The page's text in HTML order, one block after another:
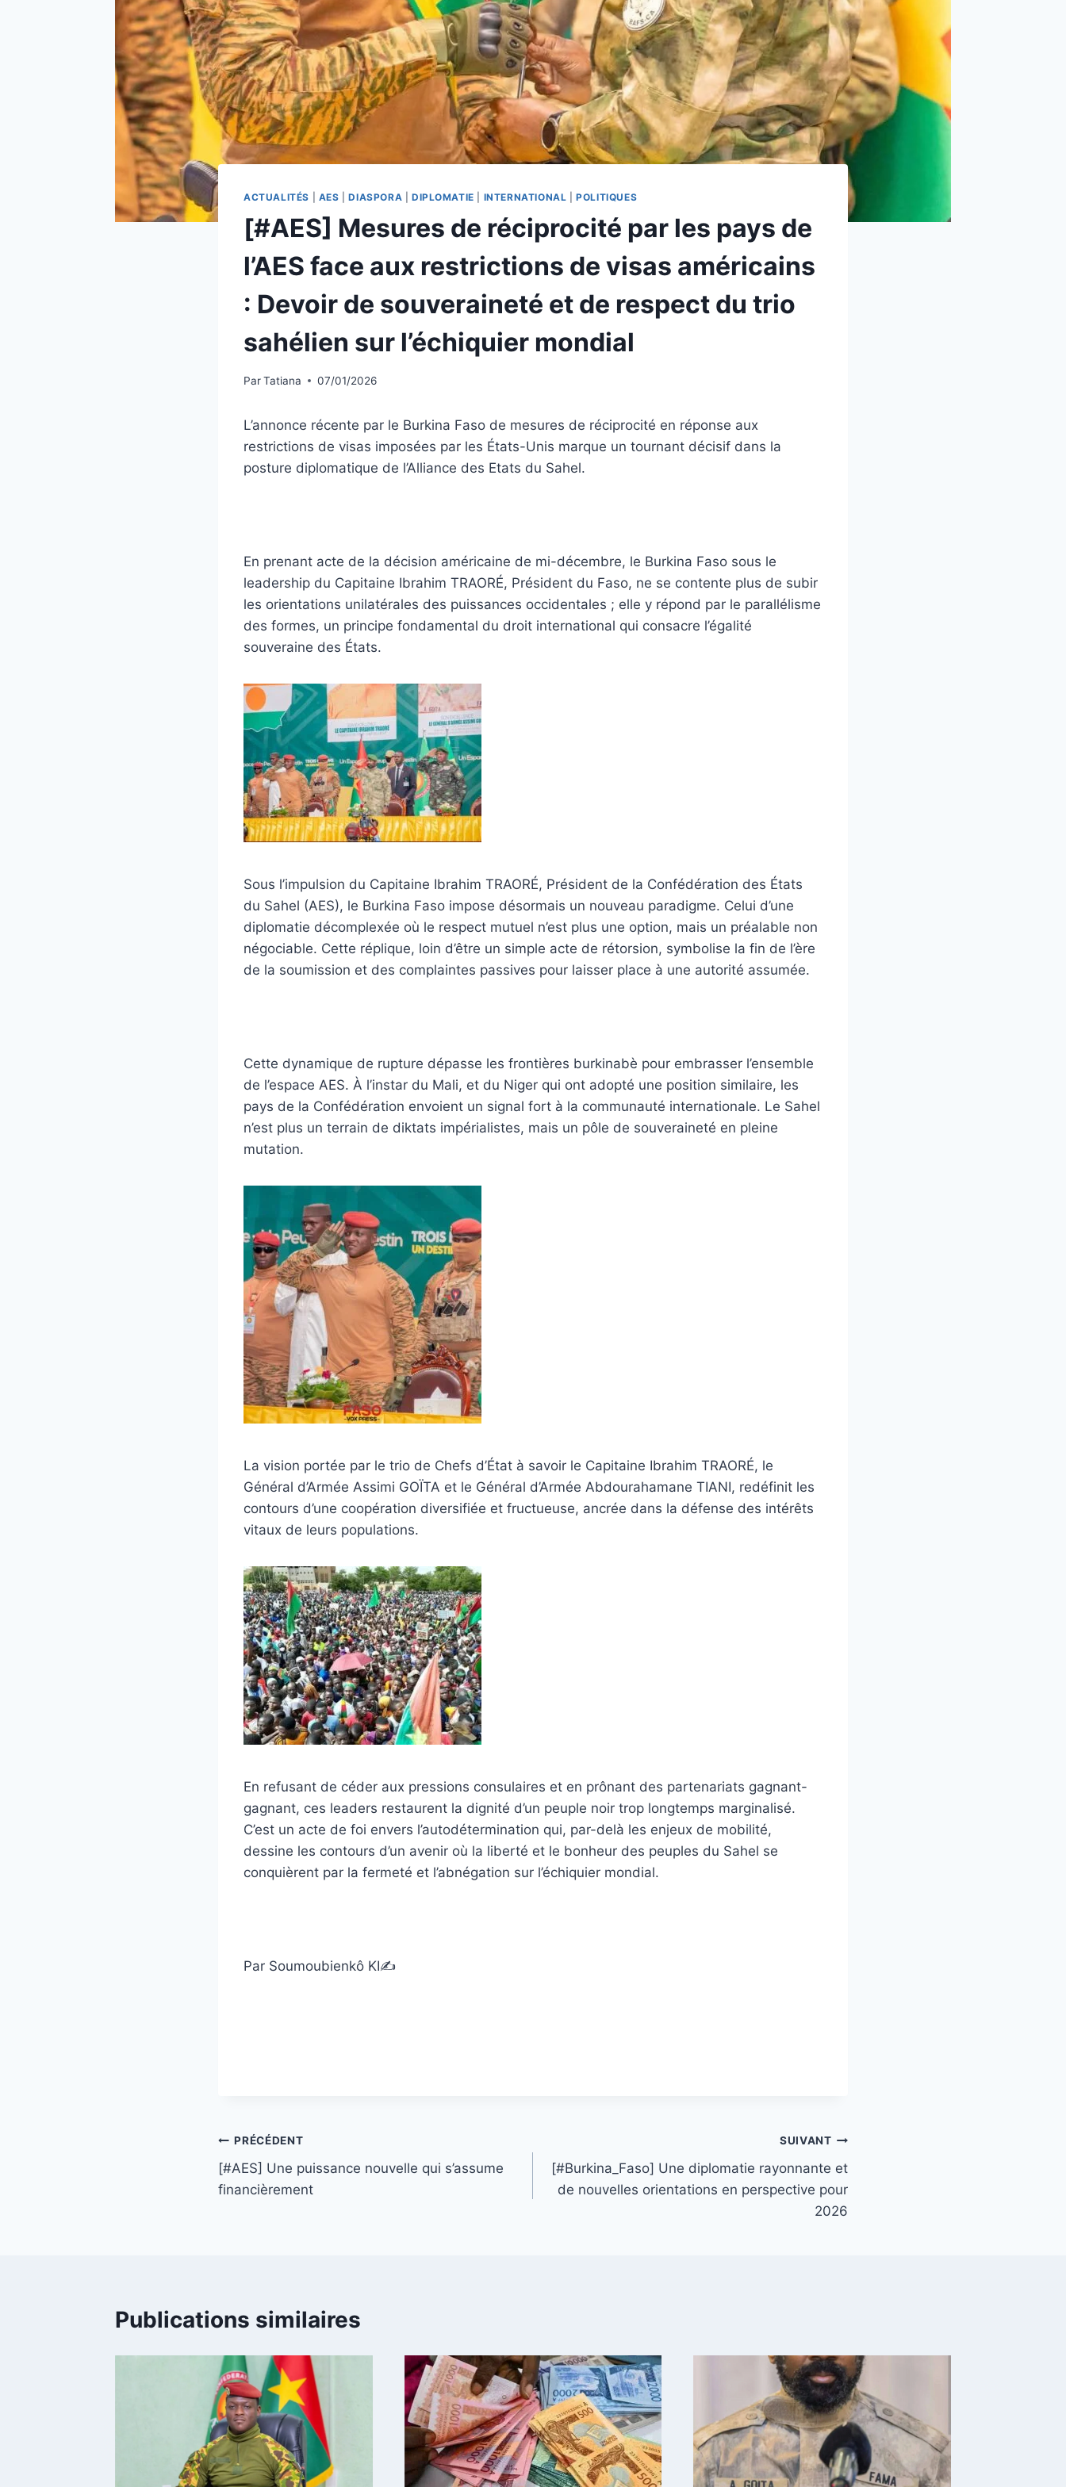
ACTUALITÉS AES |DIASPORA DIPLOMATIE INTERNATIONAL |POLITIQUES
[#AES] Mesures de réciprocité par les pays de
l’AES face aux restrictions de visas américains
: Devoir de souveraineté et de respect du trio
sahélien sur l’échiquier mondial
ParTatiana 07/01/2026
L’annonce récente par le Burkina Faso de mesures de réciprocité en réponse aux
restrictions de visas imposées par les États-Unis marque un tournant décisif dans la
posture diplomatique de l’Alliance des Etats du Sahel.
En prenant acte de la décision américaine de mi-décembre, le Burkina Faso sous le
leadership du Capitaine Ibrahim TRAORÉ, Président du Faso, ne se contente plus de subir
les orientations unilatérales des puissances occidentales ; elle y répond par le parallélisme
des formes, un principe fondamental du droit international qui consacre l’égalité
souveraine des États.
Sous l’impulsion du Capitaine Ibrahim TRAORÉ, Président de la Confédération des États
du Sahel (AES), le Burkina Faso impose désormais un nouveau paradigme. Celui d’une
diplomatie décomplexée où le respect mutuel n’est plus une option, mais un préalable non
négociable. Cette réplique, loin d’être un simple acte de rétorsion, symbolise la fin de l’ère
de la soumission et des complaintes passives pour laisser place à une autorité assumée.
Cette dynamique de rupture dépasse les frontières burkinabè pour embrasser l’ensemble
de l’espace AES. À l’instar du Mali, et du Niger qui ont adopté une position similaire, les
pays de la Confédération envoient un signal fort à la communauté internationale. Le Sahel
n’est plus un terrain de diktats impérialistes, mais un pôle de souveraineté en pleine
mutation.
La vision portée par le trio de Chefs d’État à savoir le Capitaine Ibrahim TRAORÉ, le
Général d’Armée Assimi GOÏTA et le Général d’Armée Abdourahamane TIANI, redéfinit les
contours d’une coopération diversifiée et fructueuse, ancrée dans la défense des intérêts
vitaux de leurs populations.
En refusant de céder aux pressions consulaires et en prônant des partenariats gagnant-
gagnant, ces leaders restaurent la dignité d’un peuple noir trop longtemps marginalisé.
C’est un acte de foi envers l’autodétermination qui, par-delà les enjeux de mobilité,
dessine les contours d’un avenir où la liberté et le bonheur des peuples du Sahel se
conquièrent par la fermeté et l’abnégation sur l’échiquier mondial.
Par Soumoubienkô KI✍️
Navigation
de
PRÉCÉDENT
[#AES] Une puissance nouvelle qui s’assume
financièrement
SUIVANT
[#Burkina_Faso] Une diplomatie rayonnante et
de nouvelles orientations en perspective pour
2026
Publications similaires